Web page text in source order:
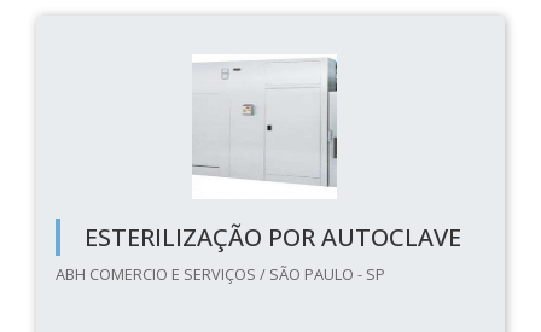
ESTERILIZAÇÃO POR AUTOCLAVE
ABH COMERCIO E SERVIÇOS / SÃO PAULO - SP